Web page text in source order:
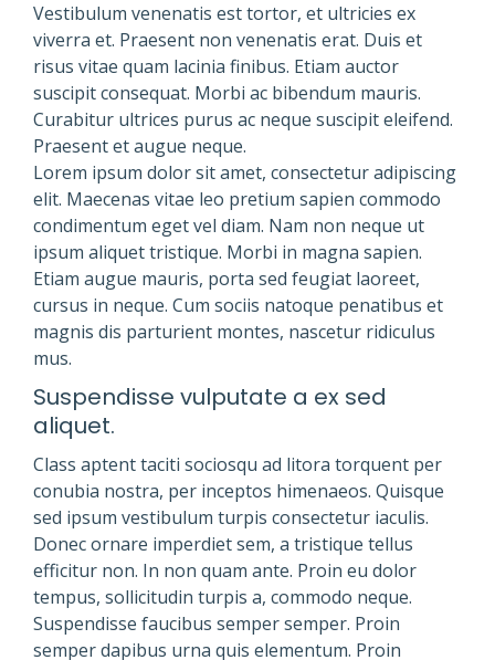
Vestibulum venenatis est tortor, et ultricies ex
viverra et. Praesent non venenatis erat. Duis et
risus vitae quam lacinia finibus. Etiam auctor
suscipit consequat. Morbi ac bibendum mauris.
Curabitur ultrices purus ac neque suscipit eleifend.
Praesent et augue neque.
Lorem ipsum dolor sit amet, consectetur adipiscing
elit. Maecenas vitae leo pretium sapien commodo
condimentum eget vel diam. Nam non neque ut
ipsum aliquet tristique. Morbi in magna sapien.
Etiam augue mauris, porta sed feugiat laoreet,
cursus in neque. Cum sociis natoque penatibus et
magnis dis parturient montes, nascetur ridiculus
mus.
Suspendisse vulputate a ex sed
aliquet.
Class aptent taciti sociosqu ad litora torquent per
conubia nostra, per inceptos himenaeos. Quisque
sed ipsum vestibulum turpis consectetur iaculis.
Donec ornare imperdiet sem, a tristique tellus
efficitur non. In non quam ante. Proin eu dolor
tempus, sollicitudin turpis a, commodo neque.
Suspendisse faucibus semper semper. Proin
semper dapibus urna quis elementum. Proin